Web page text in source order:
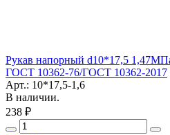
Рукав напорный d10*17,5
ГОСТ 10362-76/ГОСТ 10362-2017
Арт.: 10*17,5-1,6
В наличии.
238 ₽